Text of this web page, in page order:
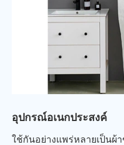
อุปกรณ์อเนกประสงค์
ใช้กันอย่างแพร่หลายเป็นผ้